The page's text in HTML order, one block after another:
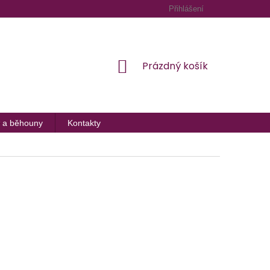
Přihlášení
NÁKUPNÍ
Prázdný košík
a běhouny Kontakty